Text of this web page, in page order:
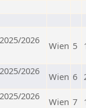
2026
Wien 5
2026
Wien 6
2026
Wien 7